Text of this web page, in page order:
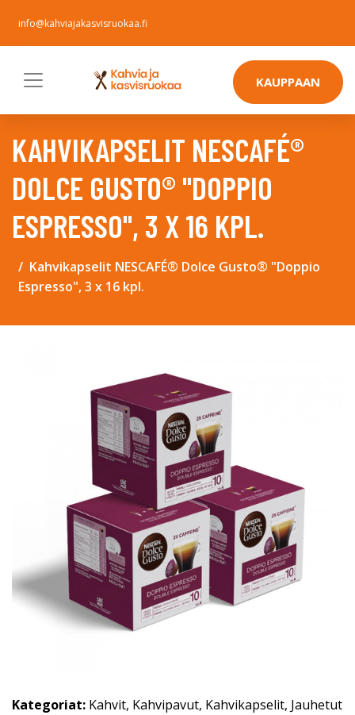
info@kahviajakasvisruokaa.fi
KAUPPAAN
KAHVIKAPSELIT NESCAFÉ®
DOLCE GUSTO® "DOPPIO
ESPRESSO", 3 X 16 KPL.
Kahvikapselit NESCAFÉ® Dolce Gusto® "Doppio
Espresso", 3 x 16 kpl.
Kategoriat: Kahvit, Kahvipavut, Kahvikapselit, Jauhetut